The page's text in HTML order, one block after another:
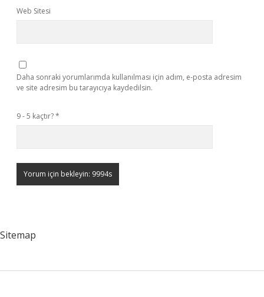
Web Sitesi
Daha sonraki yorumlarımda kullanılması için adım, e-posta adresim
ve site adresim bu tarayıcıya kaydedilsin.
9 - 5 kaçtır?*
Sitemap